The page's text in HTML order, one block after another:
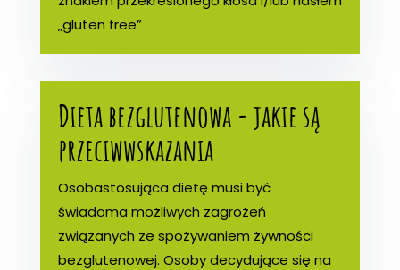
„gluten free”
Dieta bezglutenowa - jakie są
przeciwwskazania
Osobastosująca dietę musi być
świadoma możliwych zagrożeń
związanych ze spożywaniem żywności
bezglutenowej. Osoby decydujące się na